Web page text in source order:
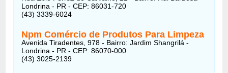
Londrina - PR - CEP: 86031-720
(43) 3339-6024
Npm Comércio de Produtos Para Limpeza
Avenida Tiradentes, 978 - Bairro: Jardim Shangrilá -
Londrina - PR - CEP: 86070-000
(43) 3025-2139